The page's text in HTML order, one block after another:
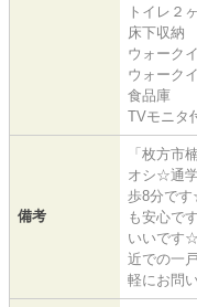
トイレ２
床下収納
ウォーク
ウォーク
食品庫
TVモニタ
備考
「枚方
オシ☆通
歩8分で
も安心で
いいです
近での一
軽にお問